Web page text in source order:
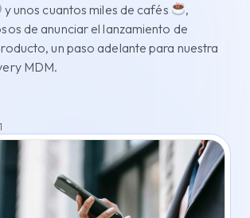
y unos cuantos miles de cafés
,
de anunciar el lanzamiento de
un paso adelante para nuestra
MDM.